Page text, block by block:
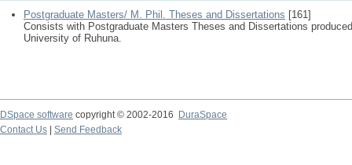
Postgraduate Masters/ M. Phil. Theses and Dissertations [161]
Consists with Postgraduate Masters Theses and Dissertations
University of Ruhuna.
DSpace software copyright © 2002-2016
DuraSpace
Contact Us
Send Feedback